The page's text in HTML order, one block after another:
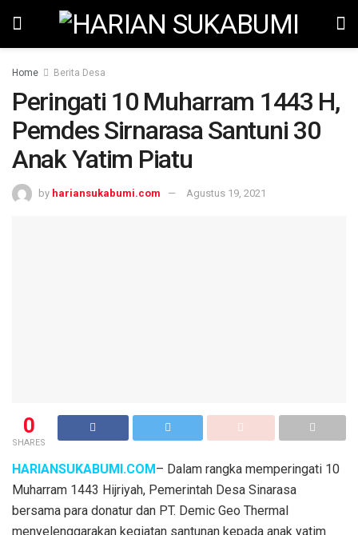
Home Berita Desa
Peringati 10 Muharram 1443 H,
Pemdes Sirnarasa Santuni 30
Anak Yatim Piatu
by hariansukabumi.com Agustus 19, 2021
0
SHARES
HARIANSUKABUMI.COM– Dalam rangka memperingati 10
Muharram 1443 Hijriyah, Pemerintah Desa Sinarasa
bersama para donatur dan PT. Demic Geo Thermal
menyelenggarakan kegiatan santunan kepada anak yatim